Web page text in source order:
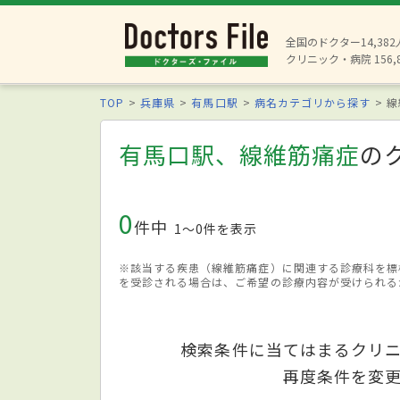
全国のドクター14,382
クリニック・病院
TOP 兵庫県 有馬口駅 病名カテゴリから探す
有馬口駅、線維筋痛症の
0件中 1〜0件を表示
※該当する疾患（線維筋痛症）に関連する診療科を
を受診される場合は、ご希望の診療内容が受けられ
検索条件に当てはまるクリ
再度条件を変